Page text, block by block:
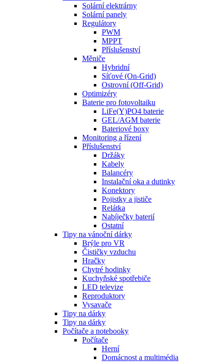
Solární elektrárny
Solární panely
Regulátory
PWM
MPPT
Příslušenství
Měniče
Hybridní
Síťové (On-Grid)
Ostrovní (Off-Grid)
Optimizéry
Baterie pro fotovoltaiku
LiFe(Y)PO4 baterie
GEL/AGM baterie
Bateriové boxy
Monitoring a řízení
Příslušenství
Držáky
Kabely
Balancéry
Instalační oka a dutinky
Konektory
Pojistky a jističe
Relátka
Nabíječky baterií
Ostatní
Tipy na vánoční dárky
Brýle pro VR
Čističky vzduchu
Hračky
Chytré hodinky
Kuchyňské spotřebiče
LED televize
Reproduktory
Vysavače
Tipy na dárky
Tipy na dárky
Počítače a notebooky
Počítače
Herní
Domácnost a multimédia